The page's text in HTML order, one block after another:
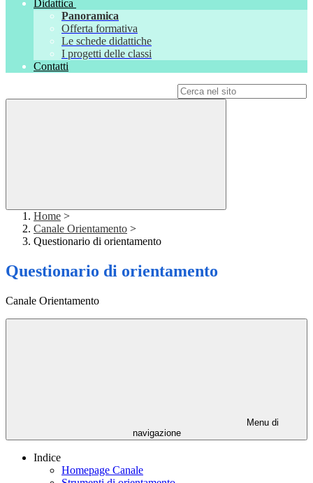
Didattica
Panoramica
Offerta formativa
Le schede didattiche
I progetti delle classi
Contatti
Home >
Canale Orientamento >
Questionario di orientamento
Questionario di orientamento
Canale Orientamento
Menu di
navigazione
Indice
Homepage Canale